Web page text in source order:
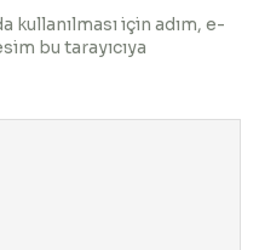
kullanılması için adım, e-
bu tarayıcıya